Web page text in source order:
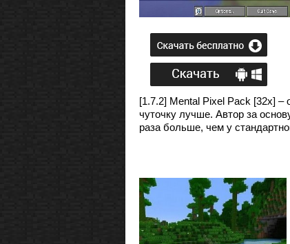
[1.7.2] Mental Pixel Pack [32x] –
чуточку лучше. Автор за
раза больше, чем у